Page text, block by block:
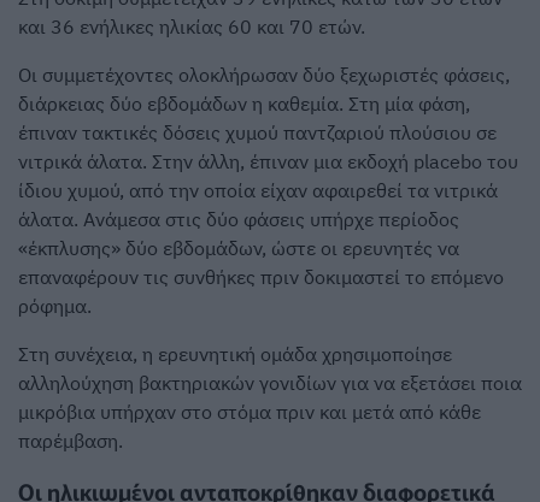
και 36 ενήλικες ηλικίας 60 και 70 ετών.
Οι συμμετέχοντες ολοκλήρωσαν δύο ξεχωριστές φάσεις,
διάρκειας δύο εβδομάδων η καθεμία. Στη μία φάση,
έπιναν τακτικές δόσεις χυμού παντζαριού πλούσιου σε
νιτρικά άλατα. Στην άλλη, έπιναν μια εκδοχή placebo του
ίδιου χυμού, από την οποία είχαν αφαιρεθεί τα νιτρικά
άλατα. Ανάμεσα στις δύο φάσεις υπήρχε περίοδος
«έκπλυσης» δύο εβδομάδων, ώστε οι ερευνητές να
επαναφέρουν τις συνθήκες πριν δοκιμαστεί το επόμενο
ρόφημα.
Στη συνέχεια, η ερευνητική ομάδα χρησιμοποίησε
αλληλούχηση βακτηριακών γονιδίων για να εξετάσει ποια
μικρόβια υπήρχαν στο στόμα πριν και μετά από κάθε
παρέμβαση.
Οι ηλικιωμένοι ανταποκρίθηκαν διαφορετικά